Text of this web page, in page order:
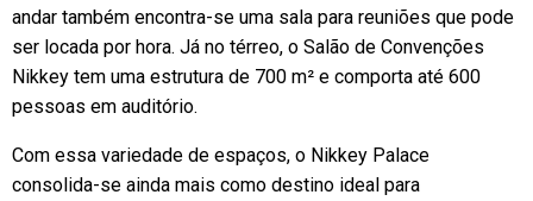
andar também encontra-se uma sala para reuniões que pode
ser locada por hora. Já no térreo, o Salão de Convenções
Nikkey tem uma estrutura de 700 m² e comporta até 600
pessoas em auditório.
Com essa variedade de espaços, o Nikkey Palace
consolida-se ainda mais como destino ideal para